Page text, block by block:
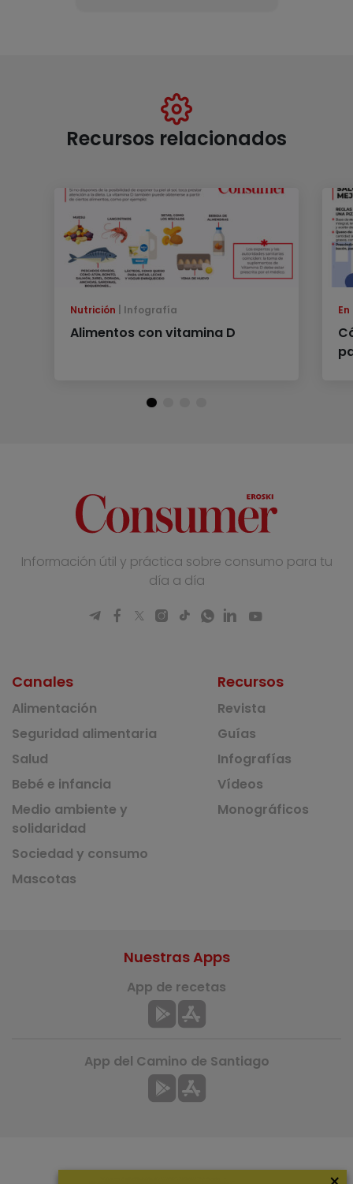
Recursos relacionados
Nutrición Infografía
Alimentos con vitamina D
Información útil y práctica sobre consumo para tu
día a día
Canales
Alimentación
Seguridad alimentaria
Salud
Bebé e infancia
Medio ambiente y
solidaridad
Sociedad y consumo
Mascotas
Recursos
Revista
Guías
Infografías
Vídeos
Monográficos
Nuestras Apps
App de recetas
App del Camino de Santiago